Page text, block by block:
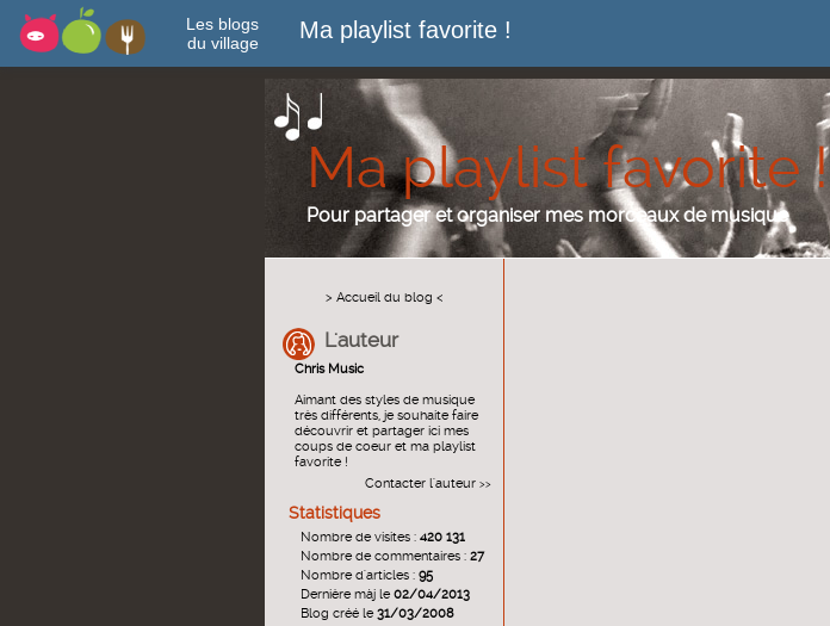
Les blogs
du village
Ma playlist favorite !
Ma playlist favorite !
Pour partager et organiser mes morceaux de musique
> Accueil du blog <
L'auteur
Chris Music
Aimant des styles de musique
très différents, je souhaite faire
découvrir et partager ici mes
coups de coeur et ma playlist
favorite !
Contacter l'auteur >>
Statistiques
Nombre de visites : 420 131
Nombre de commentaires : 27
Nombre d'articles : 95
Dernière màj le02/04/2013
Blog créé le31/03/2008